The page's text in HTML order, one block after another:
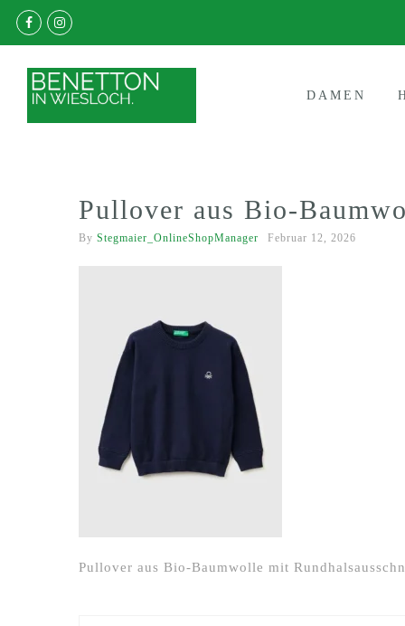
DAMEN
Pullover aus Bio-
By Stegmaier_OnlineShopManager Februar 12, 2026
Pullover aus Bio-Baumwolle mit